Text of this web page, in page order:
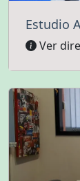
Estudio
Ver